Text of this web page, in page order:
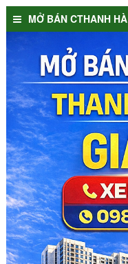
MỞ BÁN CTHANH HÀ